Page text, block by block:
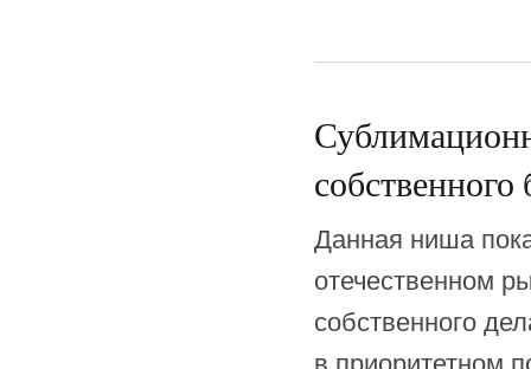
собственного
Данная ниша
отечественном
собственного